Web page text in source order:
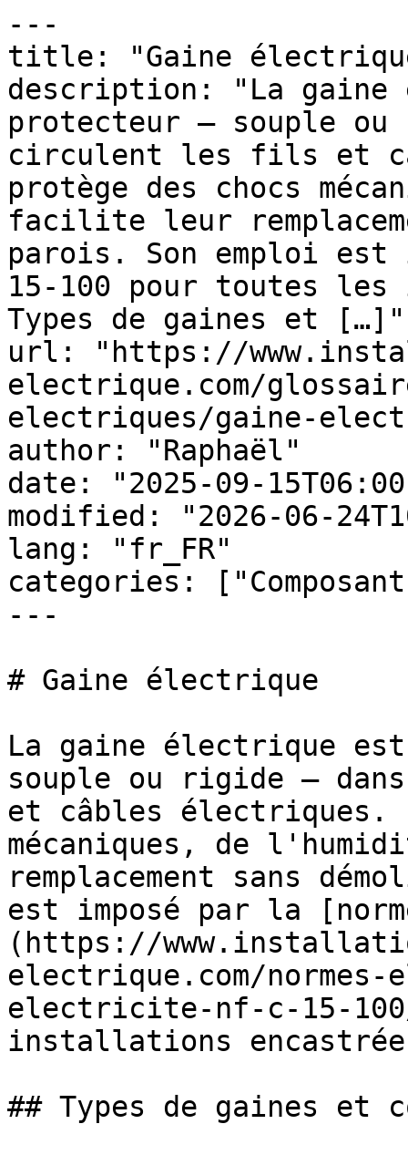
---
title: "Gaine
description: "La gaine
protecteur — souple
circulent les fils et
protège des chocs
facilite leur
parois. Son emploi est
15-100 pour toutes
Types de gaines et […]"
url: "https://
electrique.com/
electriques/gaine-
author: "Raphaël"
date: "2025-09-
modified: "2026-06-
lang: "fr_FR"
categories:
---
# Gaine électrique
La gaine électrique
souple ou rigide —
et câbles électriques.
mécaniques, de
remplacement sans
est imposé par la
(https://
electrique.com/normes-
electricite-nf-c-15-
installations
## Types de gaines et